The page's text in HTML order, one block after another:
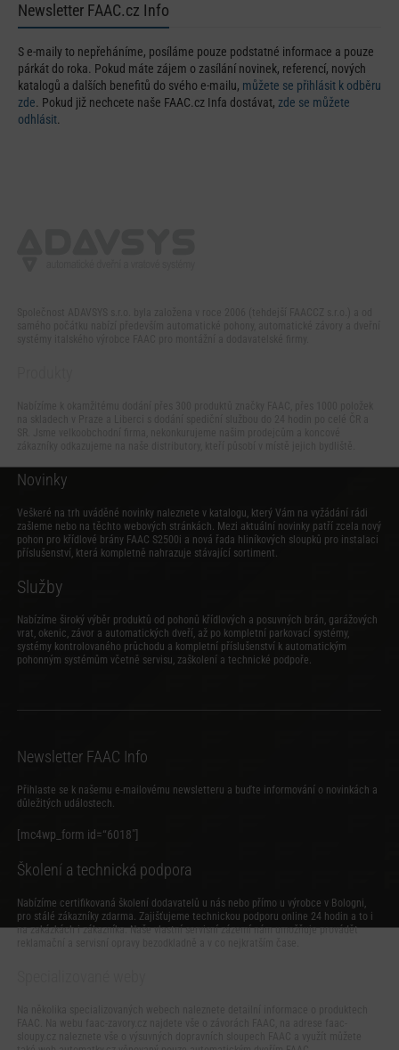
Newsletter FAAC.cz Info
S e-maily to nepřeháníme, posíláme pouze podstatné informace a pouze
párkát do roka. Pokud máte zájem o zasílání novinek, referencí, nových
katalogů a dalších benefitů do svého e-mailu, můžete se přihlásit k odběru
zde. Pokud již nechcete naše FAAC.cz Infa dostávat, zde se můžete
odhlásit.
Novinky
Veškeré na trh uváděné novinky naleznete v katalogu, který Vám na vyžádání rádi
zašleme nebo na těchto webových stránkách. Mezi aktuální novinky patří zcela nový
pohon pro křídlové brány FAAC S2500i a nová řada hliníkových sloupků pro instalaci
příslušenství, která kompletně nahrazuje stávající sortiment.
Služby
Nabízíme široký výběr produktů od pohonů křídlových a posuvných brán, garážových
vrat, okenic, závor a automatických dveří, až po kompletní parkovací systémy,
systémy kontrolovaného průchodu a kompletní příslušenství k automatickým
pohonným systémům včetně servisu, zaškolení a technické podpoře.
Newsletter FAAC Info
Přihlaste se k našemu e-mailovému newsletteru a buďte informování o novinkách a
důležitých událostech.
[mc4wp_form id=“6018″]
Školení a technická podpora
Nabízíme certifikovaná školení dodavatelů u nás nebo přímo u výrobce v Bologni,
pro stálé zákazníky zdarma. Zajišťujeme technickou podporu online 24 hodin a to i
na zakázkách i zákazníka. Naše vlastní servisní zázemí nám umožňuje provádět